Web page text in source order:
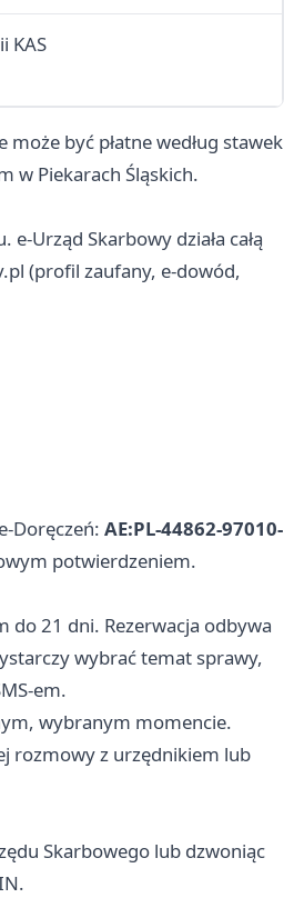
KAS
być płatne według stawek
w Piekarach Śląskich.
Urząd Skarbowy działa całą
(profil zaufany, e-dowód,
Doręczeń: AE:PL-44862-97010-
potwierdzeniem.
do 21 dni. Rezerwacja odbywa
wybrać temat sprawy,
em.
wybranym momencie.
rozmowy z urzędnikiem lub
Skarbowego lub dzwoniąc